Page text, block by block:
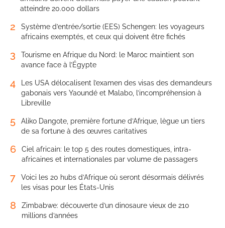
atteindre 20.000 dollars
2
Système d’entrée/sortie (EES) Schengen: les voyageurs
africains exemptés, et ceux qui doivent être fichés
3
Tourisme en Afrique du Nord: le Maroc maintient son
avance face à l’Égypte
4
Les USA délocalisent l’examen des visas des demandeurs
gabonais vers Yaoundé et Malabo, l’incompréhension à
Libreville
5
Aliko Dangote, première fortune d’Afrique, lègue un tiers
de sa fortune à des œuvres caritatives
6
Ciel africain: le top 5 des routes domestiques, intra-
africaines et internationales par volume de passagers
7
Voici les 20 hubs d’Afrique où seront désormais délivrés
les visas pour les États-Unis
8
Zimbabwe: découverte d’un dinosaure vieux de 210
millions d’années